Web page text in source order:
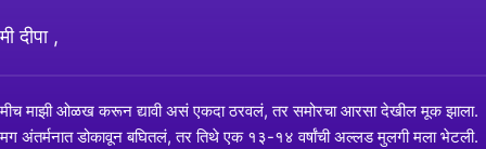
मी दीपा ,
मीच माझी ओळख करून द्यावी असं एकदा ठरवलं, तर समोरचा आरसा देखील मूक झाला.
मग अंतर्मनात डोकावून बघितलं, तर तिथे एक १३-१४ वर्षांची अल्लड मुलगी मला भेटली.